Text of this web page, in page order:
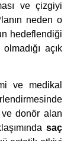
ve çizgiyi
neden o
hedeflendiği
açık
ve medikal
ve donör alan
saç